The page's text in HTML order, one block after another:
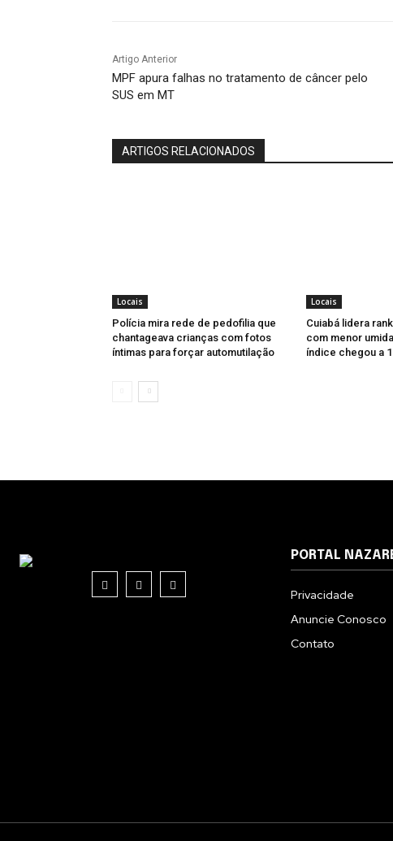
Artigo Anterior
MPF apura falhas no tratamento de câncer pelo
SUS em MT
ARTIGOS RELACIONADOS
Locais
Polícia mira rede de pedofilia que
chantageava crianças com fotos
íntimas para forçar automutilação
Locais
Cuiabá lidera
com menor
índice chegou a
PORTAL
Privacidade
Anuncie Conosco
Contato